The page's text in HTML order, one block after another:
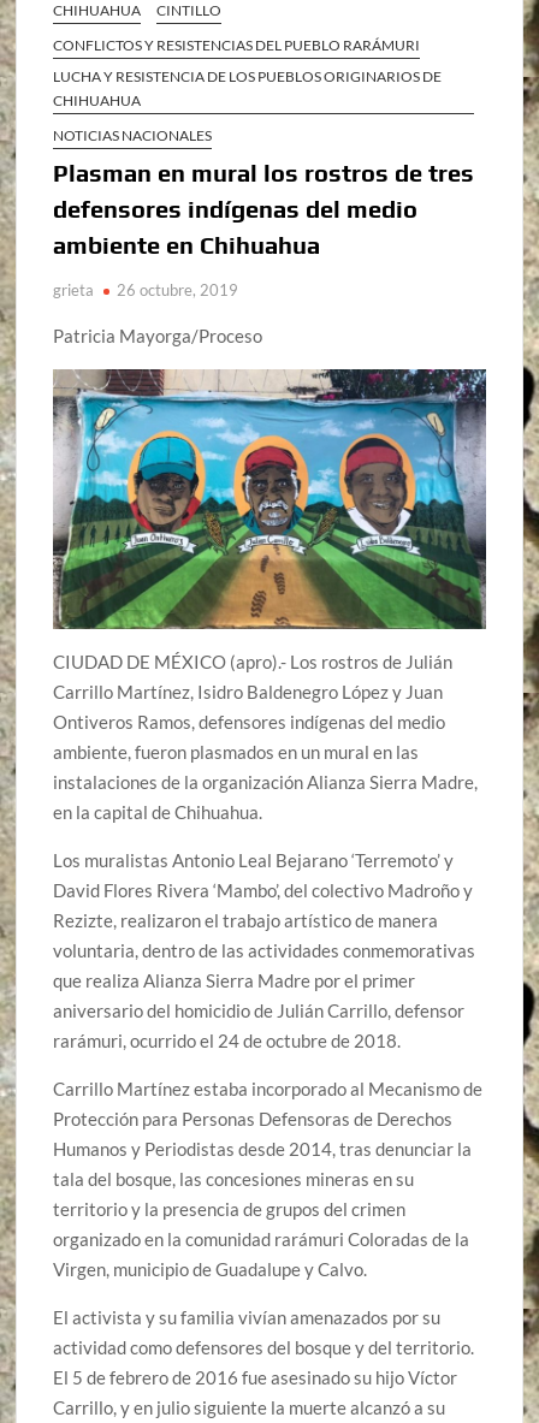
CHIHUAHUA
CINTILLO
CONFLICTOS Y RESISTENCIAS DEL PUEBLO RARÁMURI
LUCHA Y RESISTENCIA DE LOS PUEBLOS ORIGINARIOS DE
CHIHUAHUA
NOTICIAS NACIONALES
Plasman en mural los rostros de tres
defensores indígenas del medio
ambiente en Chihuahua
grieta 26 octubre, 2019
Patricia Mayorga/Proceso
CIUDAD DE MÉXICO (apro).- Los rostros de Julián
Carrillo Martínez, Isidro Baldenegro López y Juan
Ontiveros Ramos, defensores indígenas del medio
ambiente, fueron plasmados en un mural en las
instalaciones de la organización Alianza Sierra Madre,
en la capital de Chihuahua.
Los muralistas Antonio Leal Bejarano ‘Terremoto’ y
David Flores Rivera ‘Mambo’, del colectivo Madroño y
Rezizte, realizaron el trabajo artístico de manera
voluntaria, dentro de las actividades conmemorativas
que realiza Alianza Sierra Madre por el primer
aniversario del homicidio de Julián Carrillo, defensor
rarámuri, ocurrido el 24 de octubre de 2018.
Carrillo Martínez estaba incorporado al Mecanismo de
Protección para Personas Defensoras de Derechos
Humanos y Periodistas desde 2014, tras denunciar la
tala del bosque, las concesiones mineras en su
territorio y la presencia de grupos del crimen
organizado en la comunidad rarámuri Coloradas de la
Virgen, municipio de Guadalupe y Calvo.
El activista y su familia vivían amenazados por su
actividad como defensores del bosque y del territorio.
El 5 de febrero de 2016 fue asesinado su hijo Víctor
Carrillo, y en julio siguiente la muerte alcanzó a su